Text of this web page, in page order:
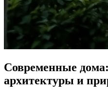
Современные
архитектуры и